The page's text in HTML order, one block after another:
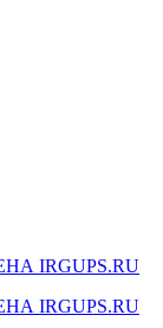
IRGUPS.RU
IRGUPS.RU